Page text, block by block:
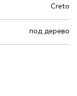
Creto
под дерево